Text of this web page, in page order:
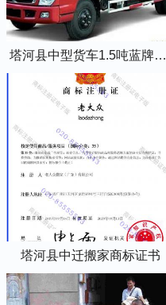
塔河县中型货车1.5吨蓝牌4米2厢式货车
塔河县中迁搬家商标证书